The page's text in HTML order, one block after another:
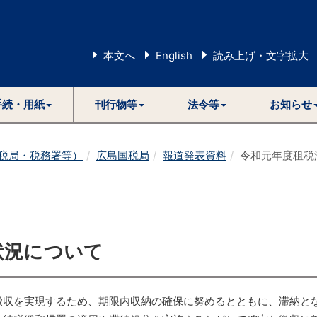
本文へ English 読み上げ・文字拡大
・用紙 刊行物等 法令等 お知らせ
局・税務署等） 広島国税局 報道発表資料 令和元年度租
について
を実現するため、期限内収納の確保に努めるとともに、滞納